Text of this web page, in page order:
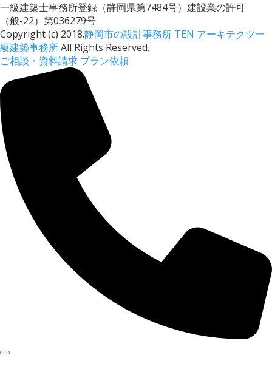
一級建築士事務所登録（静岡県第7484号）建設業の許可
（般-22）第036279号
Copyright (c) 2018.静岡市の設計事務所 TEN アーキテクツ一
級建築事務所All Rights Reserved.
ご相談・資料請求 プラン依頼